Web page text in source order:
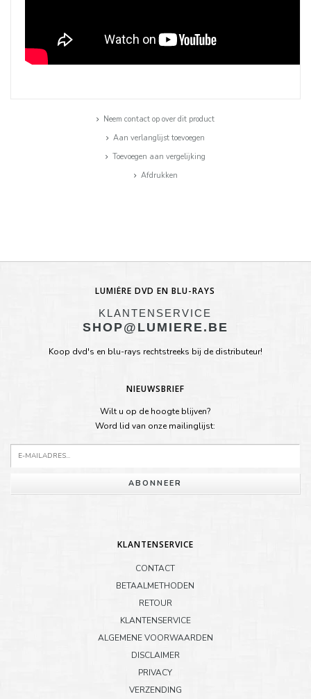
Neem contact op over dit product
Aan verlanglijst toevoegen
Toevoegen aan vergelijking
Afdrukken
LUMIÈRE DVD EN BLU-RAYS
KLANTENSERVICE
SHOP@LUMIERE.BE
Koop dvd's en blu-rays rechtstreeks bij de distributeur!
NIEUWSBRIEF
Wilt u op de hoogte blijven?
Word lid van onze mailinglijst:
ABONNEER
KLANTENSERVICE
CONTACT
BETAALMETHODEN
RETOUR
KLANTENSERVICE
ALGEMENE VOORWAARDEN
DISCLAIMER
PRIVACY
VERZENDING